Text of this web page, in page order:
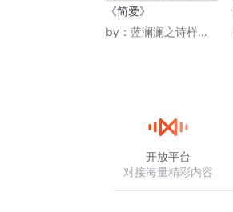
《简爱》
by： 蓝澜澜之诗样的天空
开放平台
对接海量精彩内容